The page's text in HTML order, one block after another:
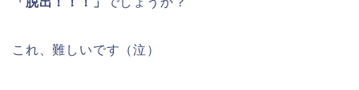
これ、難しいです（泣）